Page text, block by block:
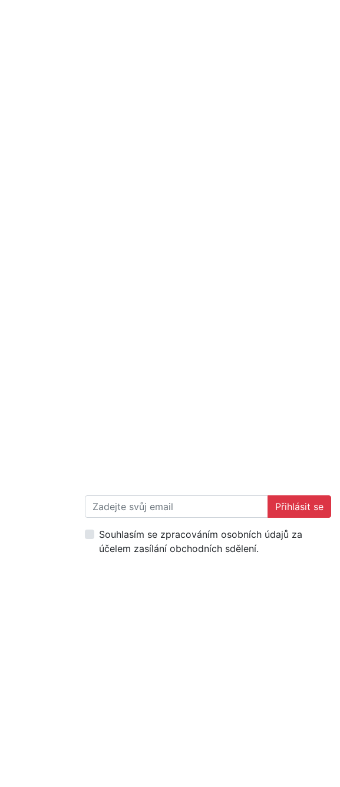
Přihlásit se
Souhlasím se zpracováním osobních údajů za
účelem zasílání obchodních sdělení.